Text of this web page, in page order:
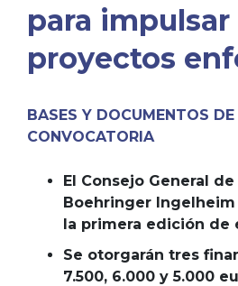
para impulsar
proyectos
BASES Y DOCUMENTOS
CONVOCATORIA
El Consejo General
Boehringer
la primera edición de
Se otorgarán tres
7.500, 6.000 y 5.000